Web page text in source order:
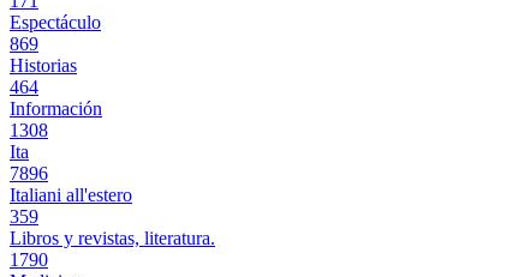
Espectáculo
869
Historias
464
Información
1308
Ita
7896
Italiani all'estero
359
Libros y revistas, literatura.
1790